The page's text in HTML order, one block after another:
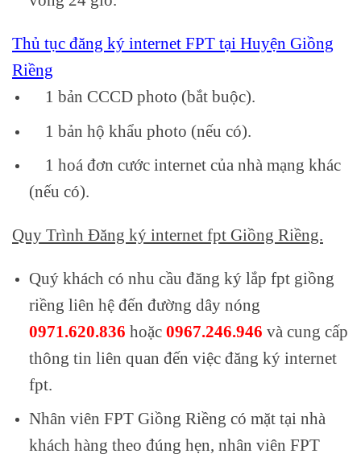
Thủ tục đăng ký internet FPT tại Huyện Giồng
Riềng
1 bản CCCD photo (bắt buộc).
1 bản hộ khẩu photo (nếu có).
1 hoá đơn cước internet của nhà mạng khác
(nếu có).
Quy Trình Đăng ký internet fpt Giồng Riềng.
Quý khách có nhu cầu đăng ký lắp fpt giồng
riềng liên hệ đến đường dây nóng
0971.620.836 hoặc 0967.246.946 và cung cấp
thông tin liên quan đến việc đăng ký internet
fpt.
Nhân viên FPT Giồng Riềng có mặt tại nhà
khách hàng theo đúng hẹn, nhân viên FPT